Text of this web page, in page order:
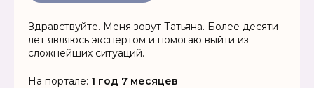
Здравствуйте. Меня зовут Татьяна. Более десяти
лет являюсь экспертом и помогаю выйти из
сложнейших ситуаций.
На портале: 1 год 7 месяцев